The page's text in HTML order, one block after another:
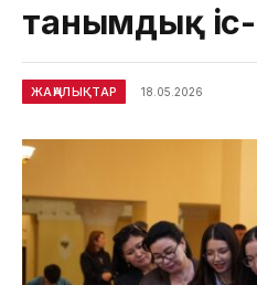
танымдық
ЖАҢАЛЫҚТАР 18.05.2026